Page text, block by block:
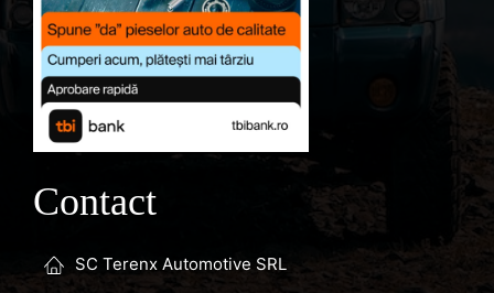
Contact
SC Terenx Automotive SRL